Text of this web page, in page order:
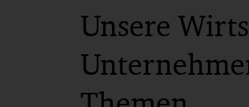
Unsere